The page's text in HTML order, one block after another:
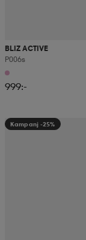
BLIZ ACTIVE
P006s
999:-
Kampanj -25%